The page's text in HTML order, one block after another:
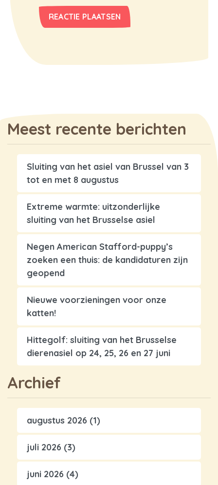
Meest recente berichten
Sluiting van het asiel van Brussel van 3
tot en met 8 augustus
Extreme warmte: uitzonderlijke
sluiting van het Brusselse asiel
Negen American Stafford-puppy’s
zoeken een thuis: de kandidaturen zijn
geopend
Nieuwe voorzieningen voor onze
katten!
Hittegolf: sluiting van het Brusselse
dierenasiel op 24, 25, 26 en 27 juni
Archief
augustus 2026 (1)
juli 2026 (3)
juni 2026 (4)